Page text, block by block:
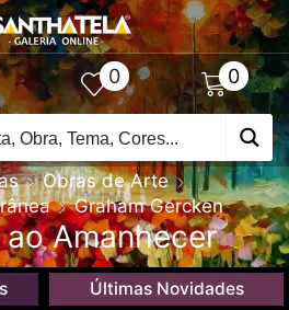
0 0
Obras de Arte
Graham Gercken
Amanhecer
Últimas Novidades